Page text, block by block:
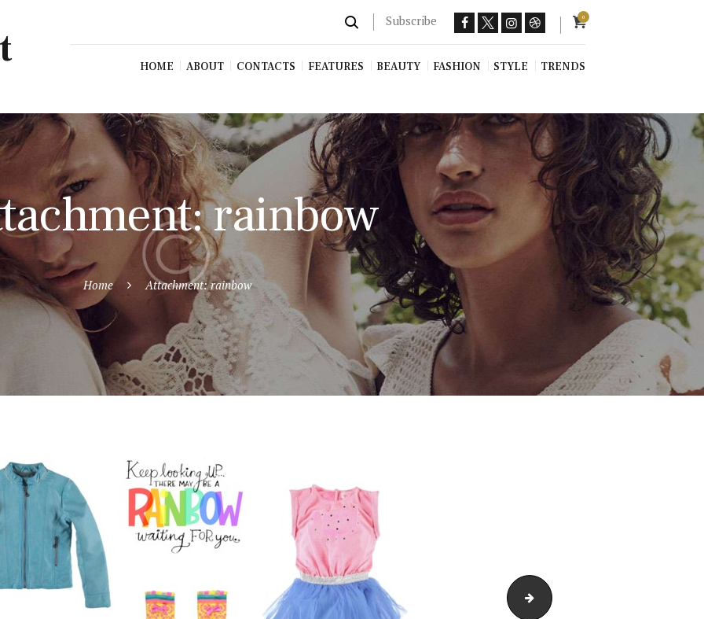
Subscribe 0
HOME ABOUT CONTACTS FEATURES BEAUTY FASHION STYLE TRENDS
rainbow
Home Attachment: rainbow
golden